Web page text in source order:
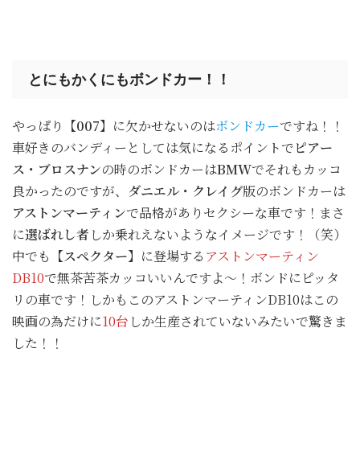
とにもかくにもボンドカー！！
やっぱり 【007】 に欠かせないのはボンドカーですね！！
車好きのバンディーとしては気になるポイントでピアー
ス・ブロスナンの時のボンドカーはBMWでそれもカッコ
良かったのですが、 ダニエル・クレイグ版のボンドカーは
アストンマーティンで品格がありセクシーな車です！まさ
に選ばれし者 しか乗れえないようなイメージです！（笑）
中でも 【スペクター】 に登場する アストンマーティン
DB10で無茶苦茶カッコいいんですよ～！ボンドにピッタ
リの車です！しかもこのアストンマーティンDB10はこの
映画の為だけに10台 しか生産されていないみたいで驚きま
した！！